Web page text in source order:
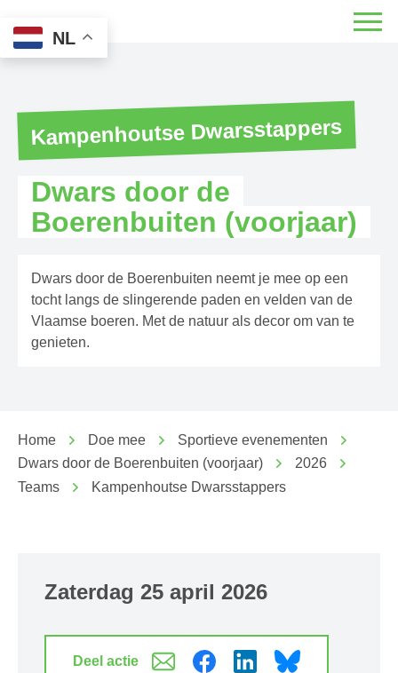
Kampenhoutse Dwarsstappers
Dwars door de
Boerenbuiten (voorjaar)
Dwars door de Boerenbuiten neemt je mee op een
tocht langs de slingerende paden en velden van de
Vlaamse boeren. Met de natuur als decor om van te
genieten.
Home Doe mee
Sportieve evenementen
Dwars door de Boerenbuiten (voorjaar)
2026
Teams
Kampenhoutse Dwarsstappers
zaterdag 25 april 2026
Deel actie
NL